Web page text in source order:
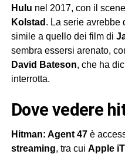
Hulu nel 2017, con il
Kolstad . La serie avrebbe
simile a quello dei film di
sembra essersi arenato,
David Bateson, che ha
interrotta.
dove vedere
Hitman: Agent 47è
streaming, tra cui Apple